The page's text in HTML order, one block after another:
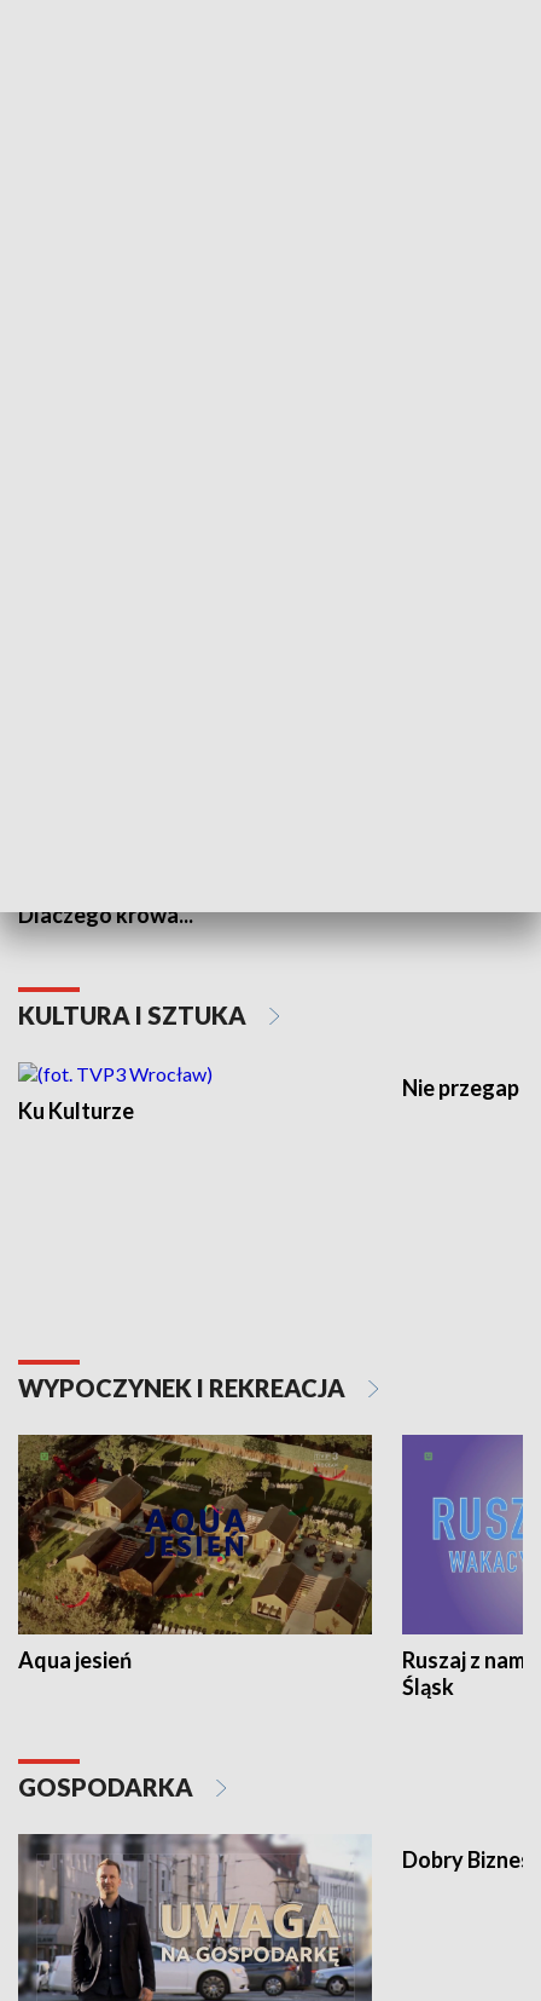
Dlaczego krowa...
KULTURA I SZTUKA
Ku Kulturze
WYPOCZYNEK I REKREACJA
Aqua jesień
Ruszaj z
Śląsk
GOSPODARKA
Dobry Biznes